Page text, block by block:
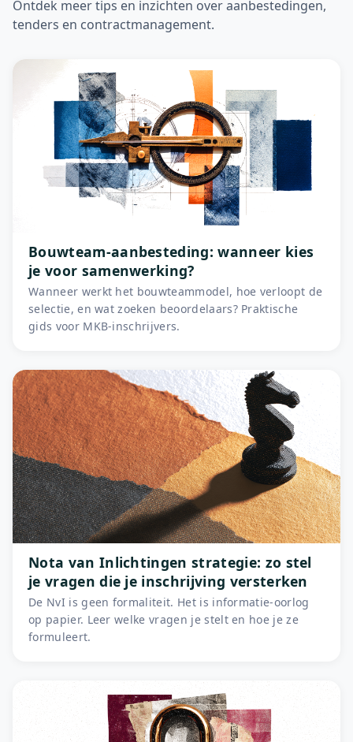
Ontdek meer tips en inzichten over aanbestedingen,
tenders en contractmanagement.
Bouwteam-aanbesteding: wanneer kies
je voor samenwerking?
Wanneer werkt het bouwteammodel, hoe verloopt de
selectie, en wat zoeken beoordelaars? Praktische
gids voor MKB-inschrijvers.
Nota van Inlichtingen strategie: zo stel
je vragen die je inschrijving versterken
De NvI is geen formaliteit. Het is informatie-oorlog
op papier. Leer welke vragen je stelt en hoe je ze
formuleert.